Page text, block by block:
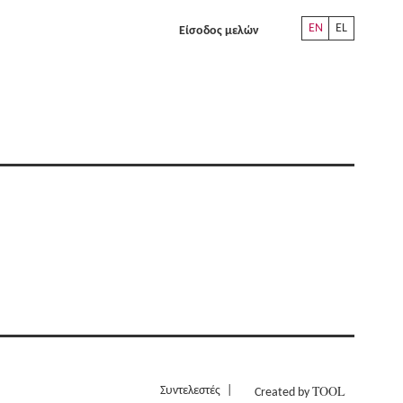
EN EL
Είσοδος μελών
Συντελεστές Created byTOOL